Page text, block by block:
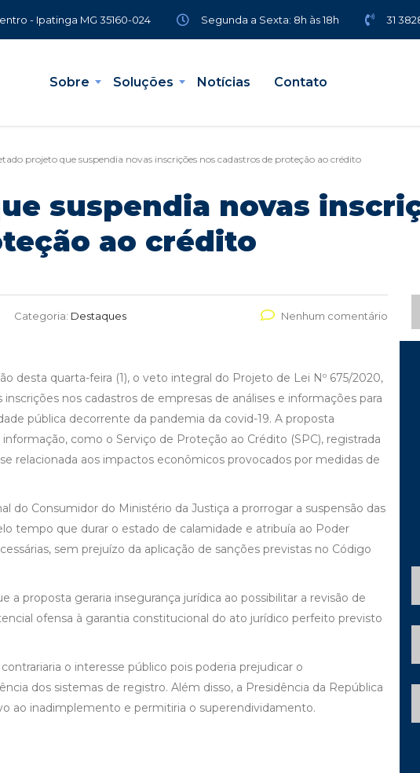
- Ipatinga MG 35160-024 Segunda a Sexta: 8h às 18h 31
Sobre Soluções Notícias Contato
projeto que suspendia novas inscrições nos cadastros de proteção ao crédito
suspendia novas
ao crédito
Categoria: Destaques Nenhum comentário
desta quarta-feira (1), o veto integral do Projeto de Lei Nº 675/2020,
nos cadastros de empresas de análises e informações para
pública decorrente da pandemia da covid-19. A proposta
como o Serviço de Proteção ao Crédito (SPC), registrada
relacionada aos impactos econômicos provocados por medidas de
do Consumidor do Ministério da Justiça a prorrogar a suspensão das
tempo que durar o estado de calamidade e atribuía ao Poder
sem prejuízo da aplicação de sanções previstas no Código
proposta geraria insegurança jurídica ao possibilitar a revisão de
ofensa à garantia constitucional do ato jurídico perfeito previsto
o interesse público pois poderia prejudicar o
dos sistemas de registro. Além disso, a Presidência da República
ao inadimplemento e permitiria o superendividamento.